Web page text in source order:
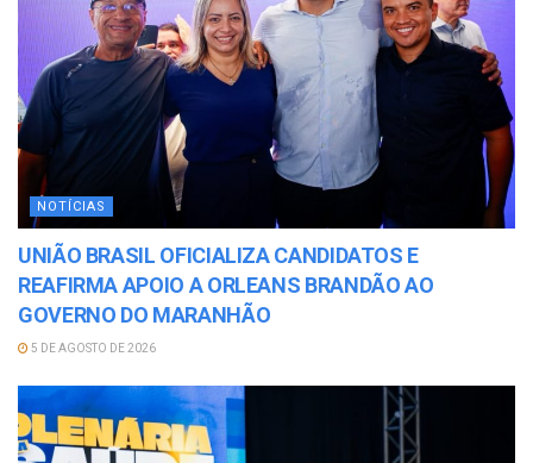
NOTÍCIAS
UNIÃO BRASIL OFICIALIZA CANDIDATOS E
REAFIRMA APOIO A ORLEANS BRANDÃO AO
GOVERNO DO MARANHÃO
5 DE AGOSTO DE 2026